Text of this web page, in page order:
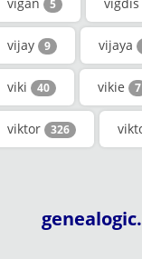
5
vijay 9 vijaya
viki 40 vikie 7
viktor 326